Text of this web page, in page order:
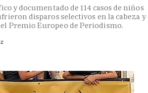
y documentado de 114 casos de niños
disparos selectivos en la cabeza y
Premio Europeo de Periodismo.